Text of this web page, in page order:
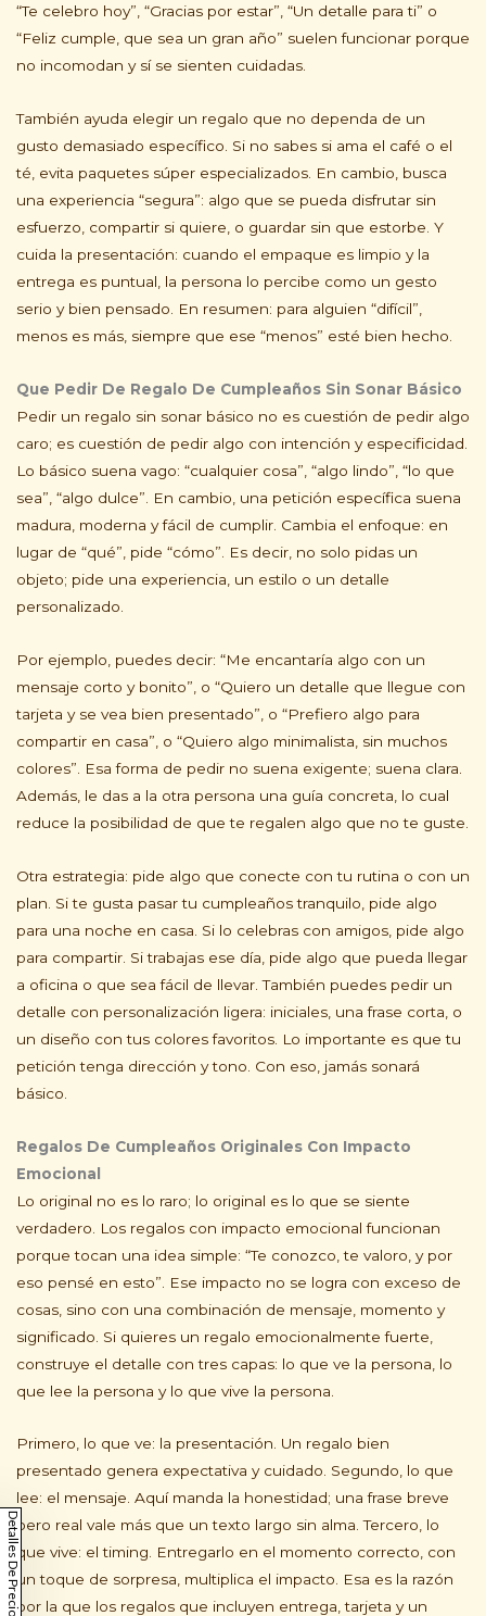
Detalles De Precios
“Te celebro hoy”, “Gracias por estar”, “Un detalle para ti” o
“Feliz cumple, que sea un gran año” suelen funcionar porque
no incomodan y sí se sienten cuidadas.
También ayuda elegir un regalo que no dependa de un
gusto demasiado específico. Si no sabes si ama el café o el
té, evita paquetes súper especializados. En cambio, busca
una experiencia “segura”: algo que se pueda disfrutar sin
esfuerzo, compartir si quiere, o guardar sin que estorbe. Y
cuida la presentación: cuando el empaque es limpio y la
entrega es puntual, la persona lo percibe como un gesto
serio y bien pensado. En resumen: para alguien “difícil”,
menos es más, siempre que ese “menos” esté bien hecho.
Que Pedir De Regalo De Cumpleaños Sin Sonar Básico
Pedir un regalo sin sonar básico no es cuestión de pedir algo
caro; es cuestión de pedir algo con intención y especificidad.
Lo básico suena vago: “cualquier cosa”, “algo lindo”, “lo que
sea”, “algo dulce”. En cambio, una petición específica suena
madura, moderna y fácil de cumplir. Cambia el enfoque: en
lugar de “qué”, pide “cómo”. Es decir, no solo pidas un
objeto; pide una experiencia, un estilo o un detalle
personalizado.
Por ejemplo, puedes decir: “Me encantaría algo con un
mensaje corto y bonito”, o “Quiero un detalle que llegue con
tarjeta y se vea bien presentado”, o “Prefiero algo para
compartir en casa”, o “Quiero algo minimalista, sin muchos
colores”. Esa forma de pedir no suena exigente; suena clara.
Además, le das a la otra persona una guía concreta, lo cual
reduce la posibilidad de que te regalen algo que no te guste.
Otra estrategia: pide algo que conecte con tu rutina o con un
plan. Si te gusta pasar tu cumpleaños tranquilo, pide algo
para una noche en casa. Si lo celebras con amigos, pide algo
para compartir. Si trabajas ese día, pide algo que pueda llegar
a oficina o que sea fácil de llevar. También puedes pedir un
detalle con personalización ligera: iniciales, una frase corta, o
un diseño con tus colores favoritos. Lo importante es que tu
petición tenga dirección y tono. Con eso, jamás sonará
básico.
Regalos De Cumpleaños Originales Con Impacto
Emocional
Lo original no es lo raro; lo original es lo que se siente
verdadero. Los regalos con impacto emocional funcionan
porque tocan una idea simple: “Te conozco, te valoro, y por
eso pensé en esto”. Ese impacto no se logra con exceso de
cosas, sino con una combinación de mensaje, momento y
significado. Si quieres un regalo emocionalmente fuerte,
construye el detalle con tres capas: lo que ve la persona, lo
que lee la persona y lo que vive la persona.
Primero, lo que ve: la presentación. Un regalo bien
presentado genera expectativa y cuidado. Segundo, lo que
lee: el mensaje. Aquí manda la honestidad; una frase breve
pero real vale más que un texto largo sin alma. Tercero, lo
que vive: el timing. Entregarlo en el momento correcto, con
un toque de sorpresa, multiplica el impacto. Esa es la razón
por la que los regalos que incluyen entrega, tarjeta y un